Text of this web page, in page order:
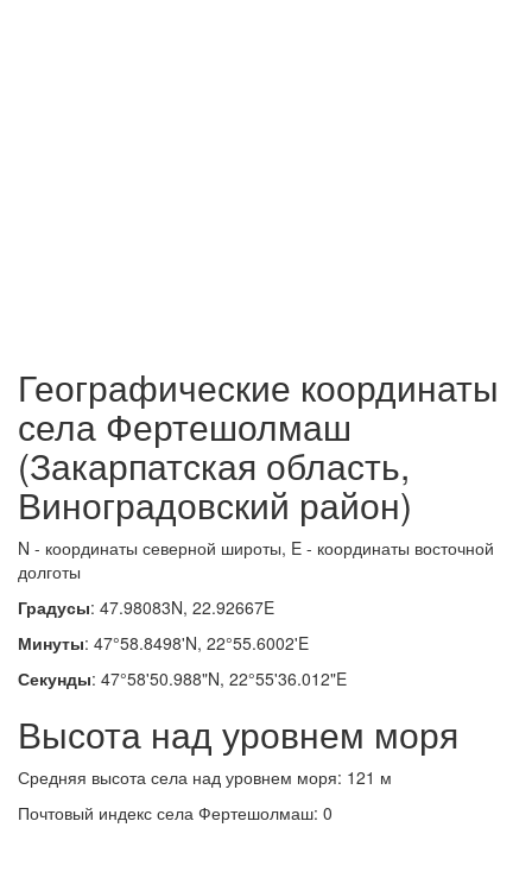
Географические координаты
села Фертешолмаш
(Закарпатская область,
Виноградовский район)
N - координаты северной широты, E - координаты восточной
долготы
Градусы: 47.98083N, 22.92667E
Минуты: 47°58.8498'N, 22°55.6002'E
Секунды: 47°58'50.988"N, 22°55'36.012"E
Высота над уровнем моря
Средняя высота села над уровнем моря: 121 м
Почтовый индекс села Фертешолмаш: 0